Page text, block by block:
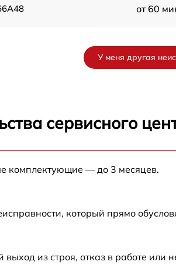
от 60
У меня другая
сервисного
комплектующие — до 3 месяцев.
который прямо
из строя, отказ в работе или